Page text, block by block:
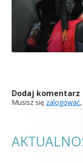
Dodaj komentarz
Musisz się zalogować